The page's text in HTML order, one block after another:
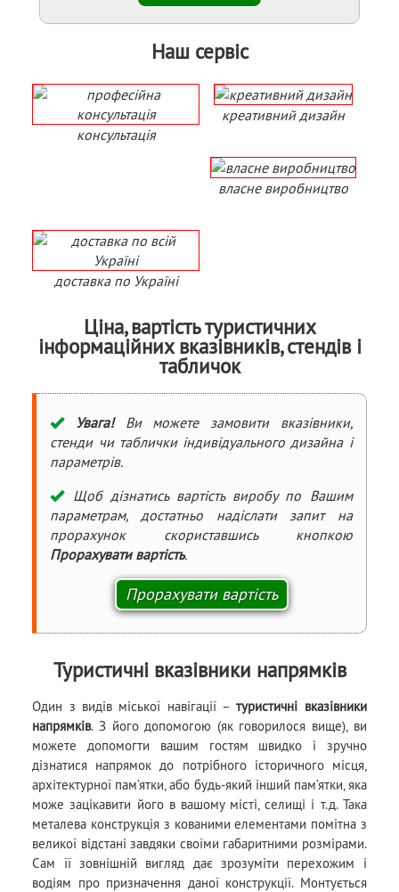
Наш сервіс
консультація
креативний дизайн
власне виробництво
доставка по Україні
Ціна, вартість туристичних
інформаційних вказівників, стендів і
табличок
Увага!Ви можете замовити вказівники,
стенди чи таблички індивідуального дизайна і
параметрів.
Щоб дізнатись вартість виробу по Вашим
параметрам, достатньо надіслати запит на
прорахунок скориставшись кнопкою
Прорахувати вартість.
Туристичні вказівники напрямків
Один з видів міської навігації –туристичні вказівники
напрямків. З його допомогою (як говорилося вище), ви
можете допомогти вашим гостям швидко і зручно
дізнатися напрямок до потрібного історичного місця,
архітектурної пам’ятки, або будь-який інший пам’ятки, яка
може зацікавити його в вашому місті, селищі і т.д. Така
металева конструкція з кованими елементами помітна з
великої відстані завдяки своїми габаритними розмірами.
Сам її зовнішній вигляд дає зрозуміти перехожим і
водіям про призначення даної конструкції. Монтується